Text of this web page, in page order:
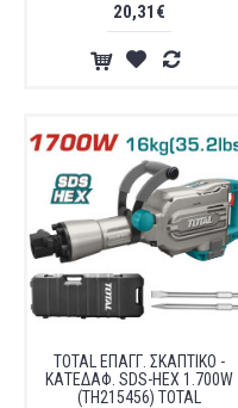
20,31€
TOTAL ΕΠΑΓΓ. ΣΚΑΠΤΙΚΟ -
ΚΑΤΕΔΑΦ. SDS-HEX 1.700W
(TH215456) TOTAL